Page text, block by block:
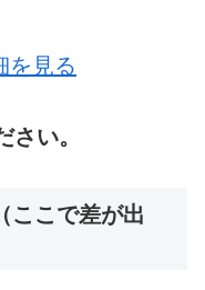
を見る
い。
ここで差が出